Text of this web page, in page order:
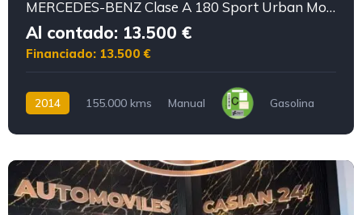
MERCEDES-BENZ Clase A 180 Sport Urban Motor mercedes con CADENA IRROMPIBLE
Al contado: 13.500 €
Financiado: 13.500 €
2014 155.000 kms Manual Gasolina